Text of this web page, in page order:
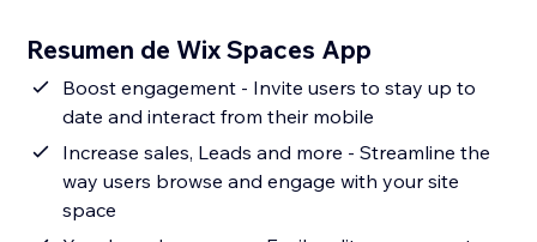
Resumen de Wix Spaces App
Boost engagement - Invite users to stay up to
date and interact from their mobile
Increase sales, Leads and more - Streamline the
way users browse and engage with your site
space